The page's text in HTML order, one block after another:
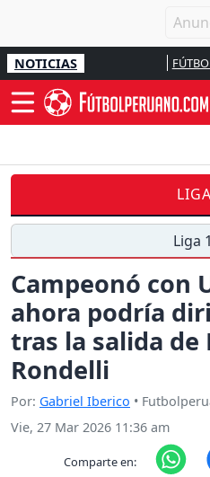
NOTICIAS
Liga 1
Campeonó con
ahora podría
tras la salida de
Rondelli
Por: Gabriel Iberico •
Vie, 27 Mar 2026 11:36 am
Comparte en: